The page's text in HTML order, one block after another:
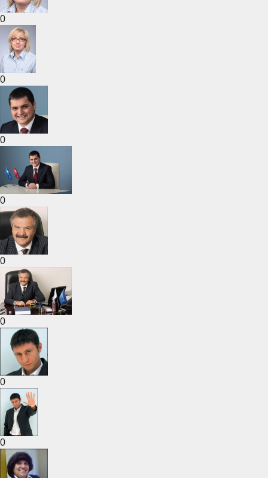
0
0
0
0
0
0
0
0